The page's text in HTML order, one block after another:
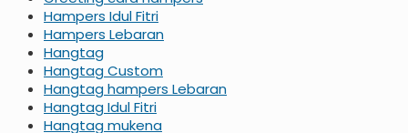
Hampers Idul Fitri
Hampers Lebaran
Hangtag
Hangtag Custom
Hangtag hampers Lebaran
Hangtag Idul Fitri
Hangtag mukena